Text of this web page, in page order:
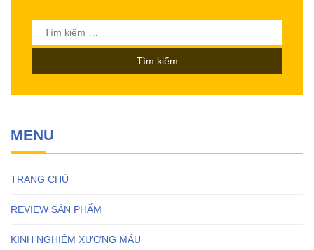
Tìm
kiếm
MENU
TRANG CHỦ
REVIEW SẢN PHẨM
KINH NGHIỆM XƯƠNG MÁU